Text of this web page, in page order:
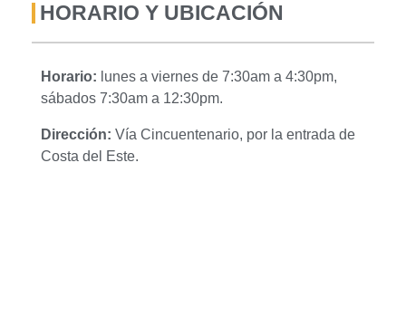
HORARIO Y UBICACIÓN
Horario: lunes a viernes de 7:30am a 4:30pm,
sábados 7:30am a 12:30pm.
Dirección: Vía Cincuentenario, por la entrada de
Costa del Este.